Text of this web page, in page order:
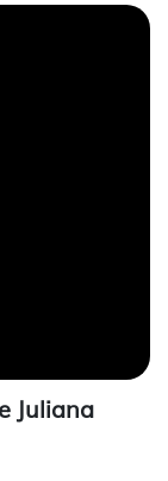
Juliana